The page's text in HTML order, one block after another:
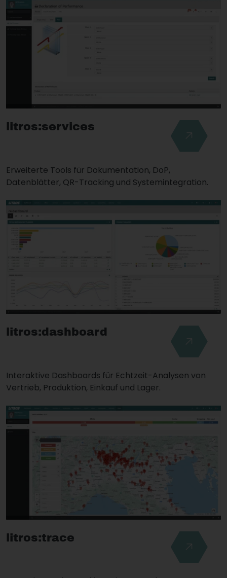
litros:services
Erweiterte Tools für Dokumentation, DoP,
Datenblätter, QR-Tracking und Systemintegration.
litros:dashboard
Interaktive Dashboards für Echtzeit-Analysen von
Vertrieb, Produktion, Einkauf und Lager.
litros:trace